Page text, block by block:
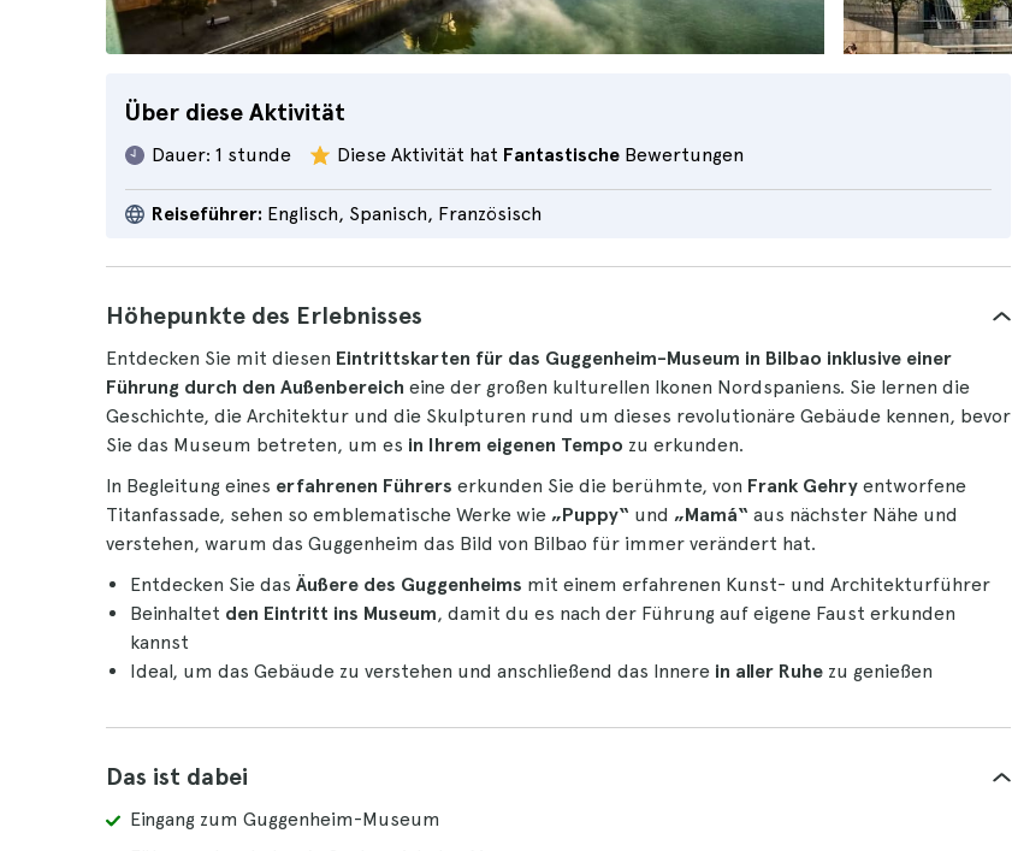
Über diese Aktivität
Dauer: 1 stunde Diese Aktivität hat Fantastische Bewertungen
Reiseführer: Englisch, Spanisch, Französisch
Höhepunkte des Erlebnisses
Entdecken Sie mit diesen Eintrittskarten für das Guggenheim-Museum in Bilbao inklusive einer
Führung durch den Außenbereich eine der großen kulturellen Ikonen Nordspaniens. Sie lernen die
Geschichte, die Architektur und die Skulpturen rund um dieses revolutionäre Gebäude kennen, bevor
Sie das Museum betreten, um es in Ihrem eigenen Tempo zu erkunden.
In Begleitung eines erfahrenen Führers erkunden Sie die berühmte, von Frank Gehry entworfene
Titanfassade, sehen so emblematische Werke wie „Puppy“ und „Mamá“ aus nächster Nähe und
verstehen, warum das Guggenheim das Bild von Bilbao für immer verändert hat.
Entdecken Sie das Äußere des Guggenheims mit einem erfahrenen Kunst- und Architekturführer
Beinhaltet den Eintritt ins Museum, damit du es nach der Führung auf eigene Faust erkunden
kannst
Ideal, um das Gebäude zu verstehen und anschließend das Innere in aller Ruhe zu genießen
Das ist dabei
Eingang zum Guggenheim-Museum